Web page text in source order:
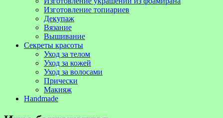
Изготовление топиариев
Декупаж
Вязание
Вышивание
Секреты красоты
Уход за телом
Уход за кожей
Уход за волосами
Прически
Макияж
Handmade